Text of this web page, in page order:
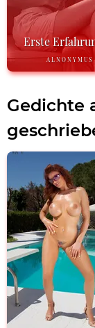
Erste
ALNONYMUS
Gedichte